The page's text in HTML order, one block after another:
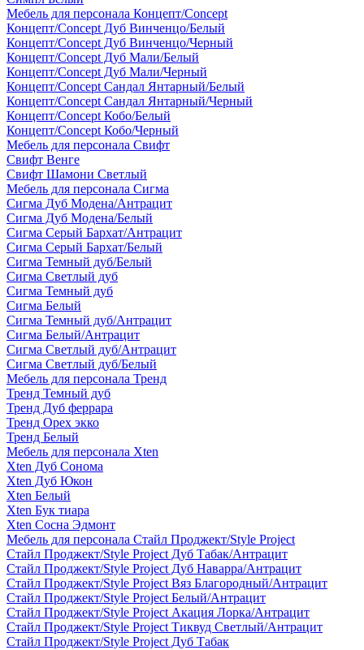
Мебель для персонала Концепт/Concept
Концепт/Concept Дуб Винченцо/Белый
Концепт/Concept Дуб Винченцо/Черный
Концепт/Concept Дуб Мали/Белый
Концепт/Concept Дуб Мали/Черный
Концепт/Concept Сандал Янтарный/Белый
Концепт/Concept Сандал Янтарный/Черный
Концепт/Concept Кобо/Белый
Концепт/Concept Кобо/Черный
Мебель для персонала Свифт
Свифт Венге
Свифт Шамони Светлый
Мебель для персонала Сигма
Сигма Дуб Модена/Антрацит
Сигма Дуб Модена/Белый
Сигма Серый Бархат/Антрацит
Сигма Серый Бархат/Белый
Сигма Темный дуб/Белый
Сигма Светлый дуб
Сигма Темный дуб
Сигма Белый
Сигма Темный дуб/Антрацит
Сигма Белый/Антрацит
Сигма Светлый дуб/Антрацит
Сигма Светлый дуб/Белый
Мебель для персонала Тренд
Тренд Темный дуб
Тренд Дуб феррара
Тренд Орех экко
Тренд Белый
Мебель для персонала Xten
Xten Дуб Сонома
Xten Дуб Юкон
Xten Белый
Xten Бук тиара
Xten Сосна Эдмонт
Мебель для персонала Стайл Проджект/Style Project
Стайл Проджект/Style Project Дуб Табак/Антрацит
Стайл Проджект/Style Project Дуб Наварра/Антрацит
Стайл Проджект/Style Project Вяз Благородный/Антрацит
Стайл Проджект/Style Project Белый/Антрацит
Стайл Проджект/Style Project Акация Лорка/Антрацит
Стайл Проджект/Style Project Тиквуд Светлый/Антрацит
Стайл Проджект/Style Project Дуб Табак